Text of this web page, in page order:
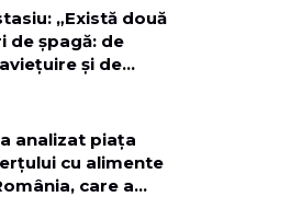
României nu
suficient”
„Există două
de șpagă: de
și de
a analizat piața
cu alimente
care a